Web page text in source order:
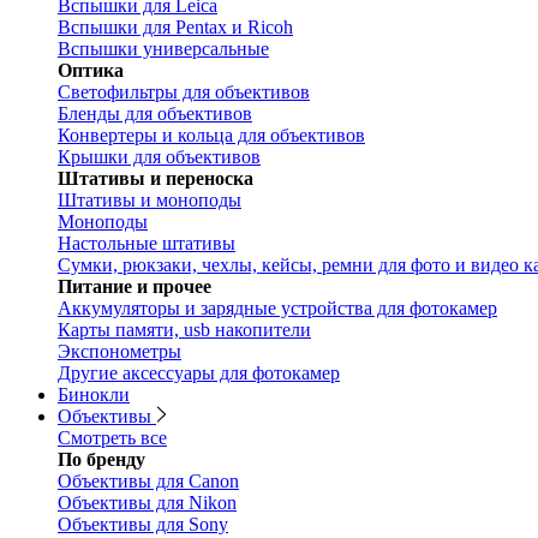
Вспышки для Leica
Вспышки для Pentax и Ricoh
Вспышки универсальные
Оптика
Светофильтры для объективов
Бленды для объективов
Конвертеры и кольца для объективов
Крышки для объективов
Штативы и переноска
Штативы и моноподы
Моноподы
Настольные штативы
Сумки, рюкзаки, чехлы, кейсы, ремни для фото и видео
Питание и прочее
Аккумуляторы и зарядные устройства для фотокамер
Карты памяти, usb накопители
Экспонометры
Другие аксессуары для фотокамер
Бинокли
Объективы
Смотреть все
По бренду
Объективы для Canon
Объективы для Nikon
Объективы для Sony